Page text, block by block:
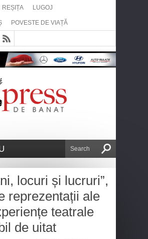
REȘIȚA LUGOJ
POVESTE DE VIAȚĂ
locuri și lucruri”,
reprezentații ale
teatrale
de uitat